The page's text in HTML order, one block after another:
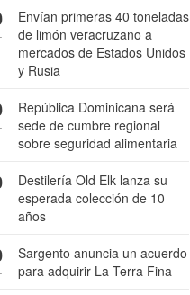
Envían primeras 40 toneladas
de limón veracruzano a
mercados de Estados Unidos
y Rusia
República Dominicana será
sede de cumbre regional
sobre seguridad alimentaria
Destilería Old Elk lanza su
esperada colección de 10
años
Sargento anuncia un acuerdo
para adquirir La Terra Fina